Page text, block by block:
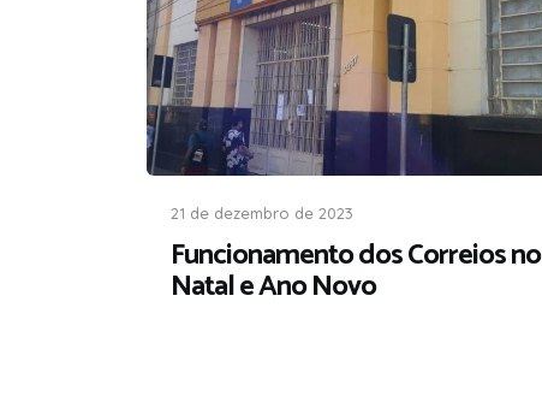
21 de dezembro de 2023
Funcionamento dos Correios no
Natal e Ano Novo